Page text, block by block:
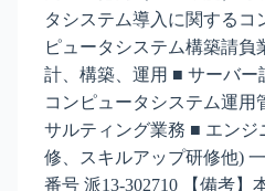
タシステム導入に関するコ
ピュータシステム構築請負
計、構築、運用 ■ サーバ
コンピュータシステム運用
サルティング業務 ■ エンジ
修、スキルアップ研修他)
番号 派13-302710 【備考】